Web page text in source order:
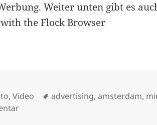
Weiter unten gibt es
the Flock Browser
,Video Schlagwörter
advertising,amsterdam,
zu 05/01/2010